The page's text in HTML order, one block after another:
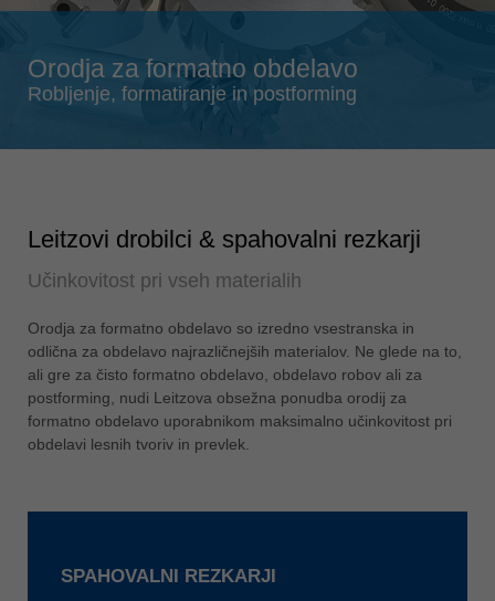
Singapore
Slovenija
slovenski
türkçe
USA
english
Việt Nam
tiếng việt
中国
Orodja za formatno obdelavo
Robljenje, formatiranje in postforming
Leitzovi drobilci & spahovalni rezkarji
Učinkovitost pri vseh materialih
Orodja za formatno obdelavo so izredno vsestranska in
odlična za obdelavo najrazličnejših materialov. Ne glede na to,
ali gre za čisto formatno obdelavo, obdelavo robov ali za
postforming, nudi Leitzova obsežna ponudba orodij za
formatno obdelavo uporabnikom maksimalno učinkovitost pri
obdelavi lesnih tvoriv in prevlek.
SPAHOVALNI REZKARJI